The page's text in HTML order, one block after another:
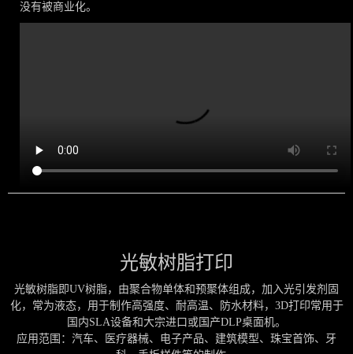
没有被商业化。
光敏树脂打印
光敏树脂即UV树脂，由聚合物单体和预聚体组成，加入光引发剂固
化，常为液态，用于制作高强度、耐高温、防水材料，3D打印常用于
国内SLA设备和大宗进口或国产DLP桌面机。
应用范围：汽车、医疗器械、电子产品、建筑模型、珠宝首饰、牙